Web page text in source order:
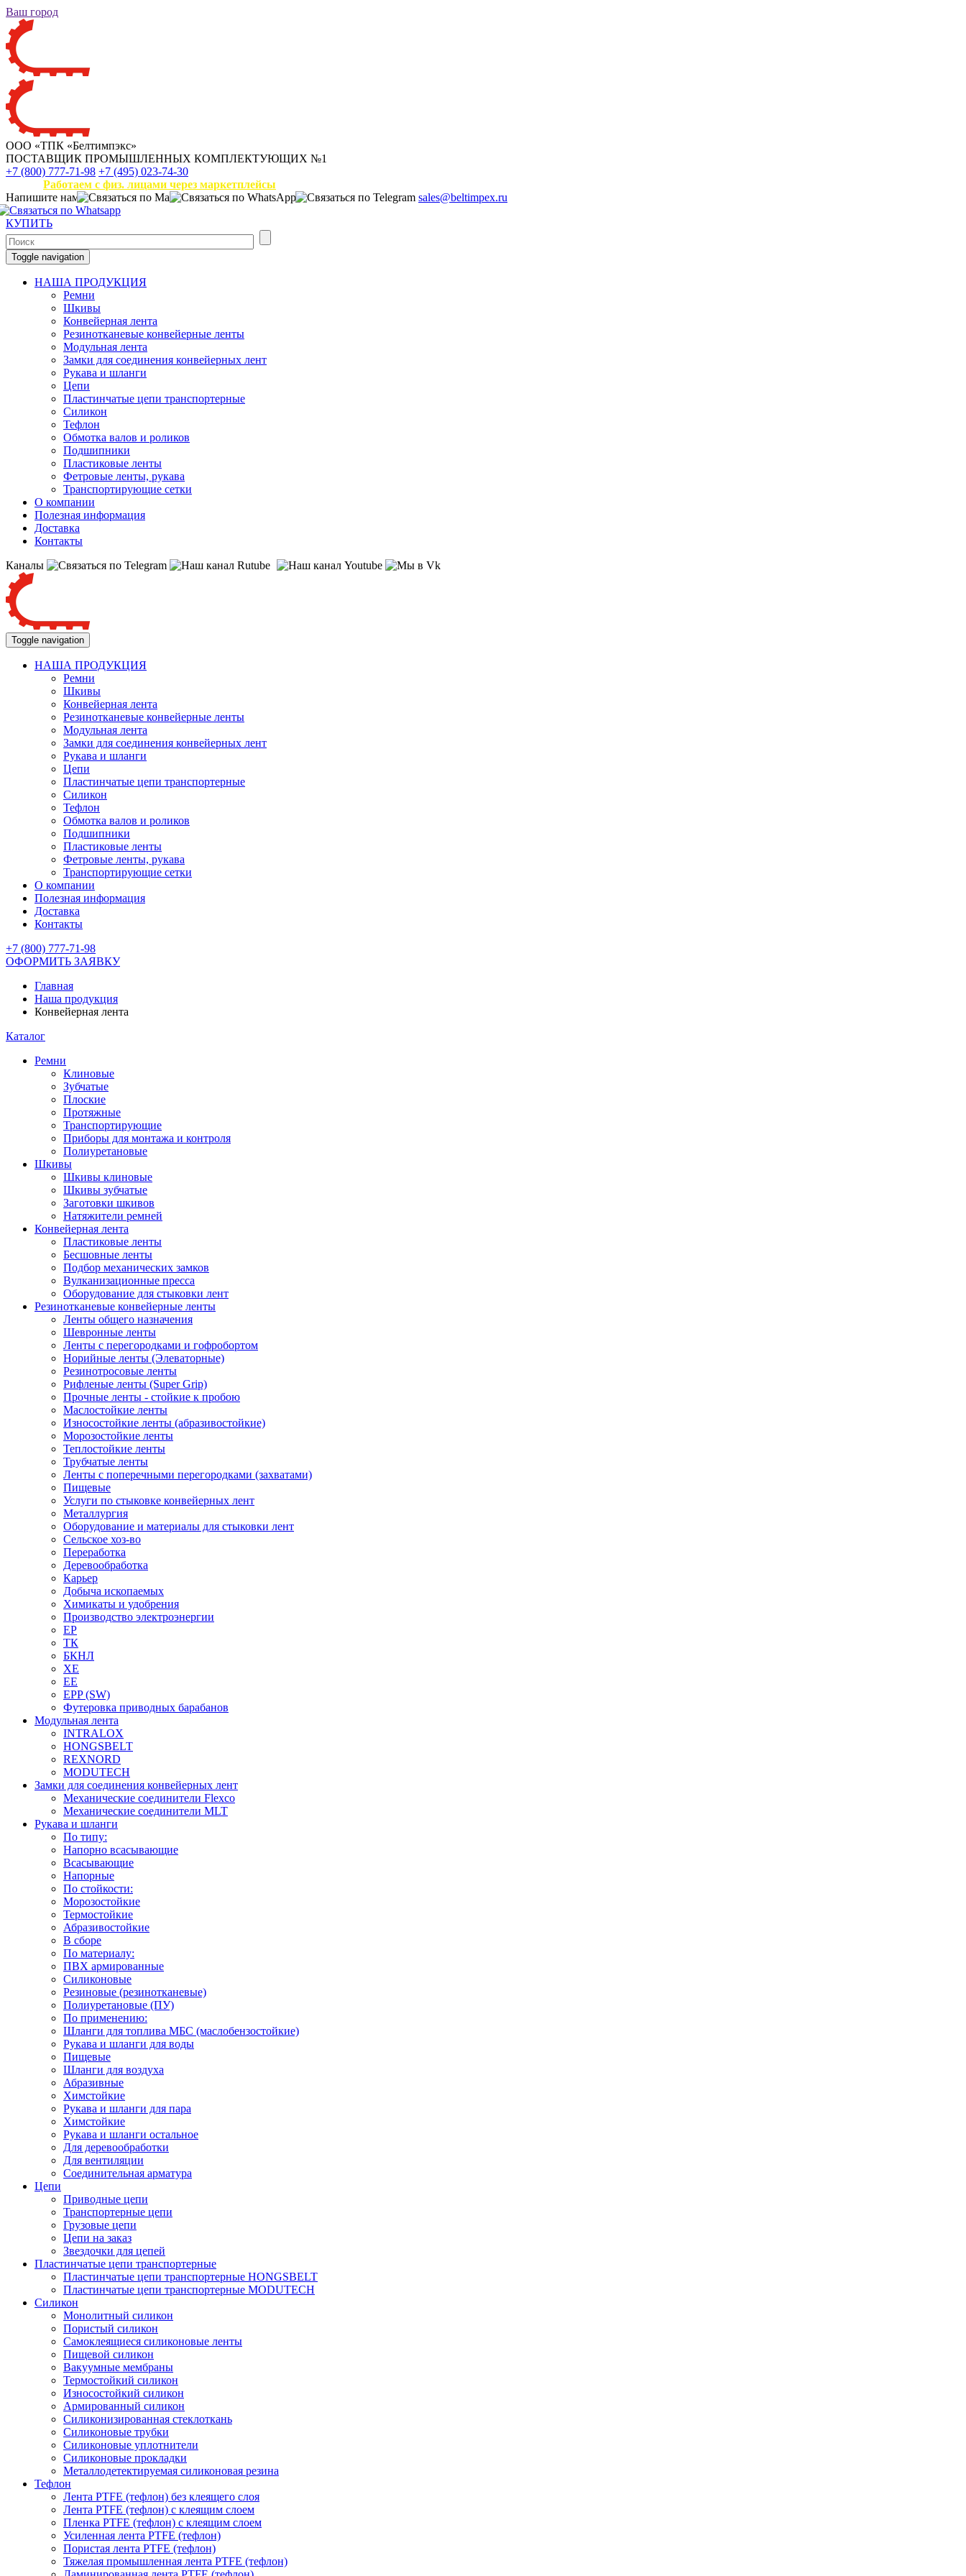
Ваш город
ООО «ТПК «Белтимпэкс»
ПОСТАВЩИК ПРОМЫШЛЕННЫХ КОМПЛЕКТУЮЩИХ №1
+7 (800) 777-71-98 +7 (495) 023-74-30
Работаем с физ. лицами через маркетплейсы
Напишите нам
sales@beltimpex.ru
КУПИТЬ
Toggle navigation
НАША ПРОДУКЦИЯ
Ремни
Шкивы
Конвейерная лента
Резинотканевые конвейерные ленты
Модульная лента
Замки для соединения конвейерных лент
Рукава и шланги
Цепи
Пластинчатые цепи транспортерные
Силикон
Тефлон
Обмотка валов и роликов
Подшипники
Пластиковые ленты
Фетровые ленты, рукава
Транспортирующие сетки
О компании
Полезная информация
Доставка
Контакты
Каналы
Toggle navigation
НАША ПРОДУКЦИЯ
Ремни
Шкивы
Конвейерная лента
Резинотканевые конвейерные ленты
Модульная лента
Замки для соединения конвейерных лент
Рукава и шланги
Цепи
Пластинчатые цепи транспортерные
Силикон
Тефлон
Обмотка валов и роликов
Подшипники
Пластиковые ленты
Фетровые ленты, рукава
Транспортирующие сетки
О компании
Полезная информация
Доставка
Контакты
+7 (800) 777-71-98
ОФОРМИТЬ ЗАЯВКУ
Главная
Наша продукция
Конвейерная лента
Каталог
Ремни
Клиновые
Зубчатые
Плоские
Протяжные
Транспортирующие
Приборы для монтажа и контроля
Полиуретановые
Шкивы
Шкивы клиновые
Шкивы зубчатые
Заготовки шкивов
Натяжители ремней
Конвейерная лента
Пластиковые ленты
Бесшовные ленты
Подбор механических замков
Вулканизационные пресса
Оборудование для стыковки лент
Резинотканевые конвейерные ленты
Ленты общего назначения
Шевронные ленты
Ленты с перегородками и гофробортом
Норийные ленты (Элеваторные)
Резинотросовые ленты
Рифленые ленты (Super Grip)
Прочные ленты - стойкие к пробою
Маслостойкие ленты
Износостойкие ленты (абразивостойкие)
Морозостойкие ленты
Теплостойкие ленты
Трубчатые ленты
Ленты с поперечными перегородками (захватами)
Пищевые
Услуги по стыковке конвейерных лент
Металлургия
Оборудование и материалы для стыковки лент
Сельское хоз-во
Переработка
Деревообработка
Карьер
Добыча ископаемых
Химикаты и удобрения
Производство электроэнергии
EP
ТК
БКНЛ
XE
EE
EPP (SW)
Футеровка приводных барабанов
Модульная лента
INTRALOX
HONGSBELT
REXNORD
MODUTECH
Замки для соединения конвейерных лент
Механические соединители Flexco
Механические соединители MLT
Рукава и шланги
По типу:
Напорно всасывающие
Всасывающие
Напорные
По стойкости:
Морозостойкие
Термостойкие
Абразивостойкие
В сборе
По материалу:
ПВХ армированные
Силиконовые
Резиновые (резинотканевые)
Полиуретановые (ПУ)
По применению:
Шланги для топлива МБС (маслобензостойкие)
Рукава и шланги для воды
Пищевые
Шланги для воздуха
Абразивные
Химстойкие
Рукава и шланги для пара
Химстойкие
Рукава и шланги остальное
Для деревообработки
Для вентиляции
Соединительная арматура
Цепи
Приводные цепи
Транспортерные цепи
Грузовые цепи
Цепи на заказ
Звездочки для цепей
Пластинчатые цепи транспортерные
Пластинчатые цепи транспортерные HONGSBELT
Пластинчатые цепи транспортерные MODUTECH
Силикон
Монолитный силикон
Пористый силикон
Самоклеящиеся силиконовые ленты
Пищевой силикон
Вакуумные мембраны
Термостойкий силикон
Износостойкий силикон
Армированный силикон
Силиконизированная стеклоткань
Силиконовые трубки
Силиконовые уплотнители
Силиконовые прокладки
Металлодетектируемая силиконовая резина
Тефлон
Лента PTFE (тефлон) без клеящего слоя
Лента PTFE (тефлон) с клеящим слоем
Пленка PTFE (тефлон) с клеящим слоем
Усиленная лента PTFE (тефлон)
Пористая лента PTFE (тефлон)
Тяжелая промышленная лента PTFE (тефлон)